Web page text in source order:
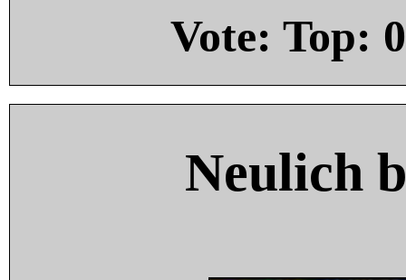
Vote: Top: 0
Neulich